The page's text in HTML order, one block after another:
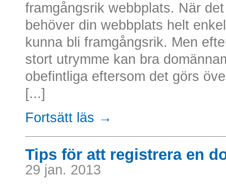
framgångsrik webbplats. När
behöver din webbplats helt
kunna bli framgångsrik. Men
stort utrymme kan bra
obefintliga eftersom det görs
[...]
Fortsätt läs →
Tips för att registrera en
29 jan. 2013